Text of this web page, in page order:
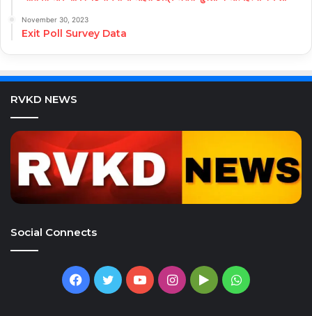
November 30, 2023
Exit Poll Survey Data
RVKD NEWS
Social Connects
Facebook
TwitterYouTubeInstagram
GoogleWhatsApp